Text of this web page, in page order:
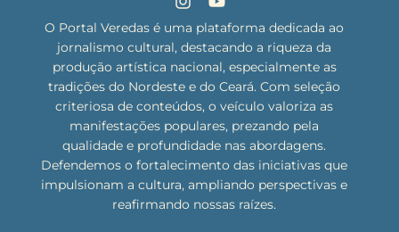
O Portal Veredas é uma plataforma dedicada ao
jornalismo cultural, destacando a riqueza da
produção artística nacional, especialmente as
tradições do Nordeste e do Ceará. Com seleção
criteriosa de conteúdos, o veículo valoriza as
manifestações populares, prezando pela
qualidade e profundidade nas abordagens.
Defendemos o fortalecimento das iniciativas que
impulsionam a cultura, ampliando perspectivas e
reafirmando nossas raízes.